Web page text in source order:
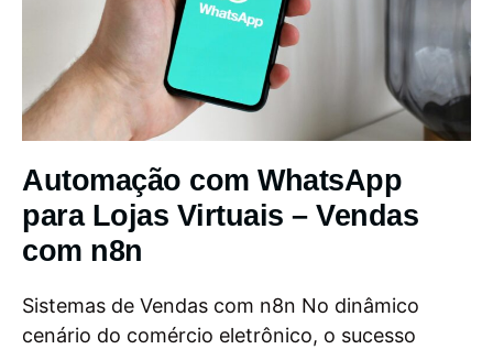
Automação com WhatsApp
para Lojas Virtuais – Vendas
com n8n
Sistemas de Vendas com n8n No dinâmico
cenário do comércio eletrônico, o sucesso